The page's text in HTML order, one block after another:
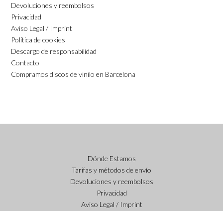
Devoluciones y reembolsos
Privacidad
Aviso Legal / Imprint
Política de cookies
Descargo de responsabilidad
Contacto
Compramos discos de vinilo en Barcelona
Dónde Estamos
Tarifas y métodos de envío
Devoluciones y reembolsos
Privacidad
Aviso Legal / Imprint